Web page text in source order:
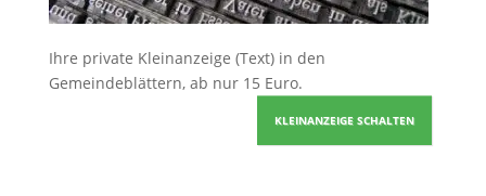
Ihre private Kleinanzeige (Text) in den
Gemeindeblättern, ab nur 15 Euro.
KLEINANZEIGE SCHALTEN